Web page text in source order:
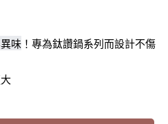
味 ！ 專為鈦讚鍋系列而設計不傷